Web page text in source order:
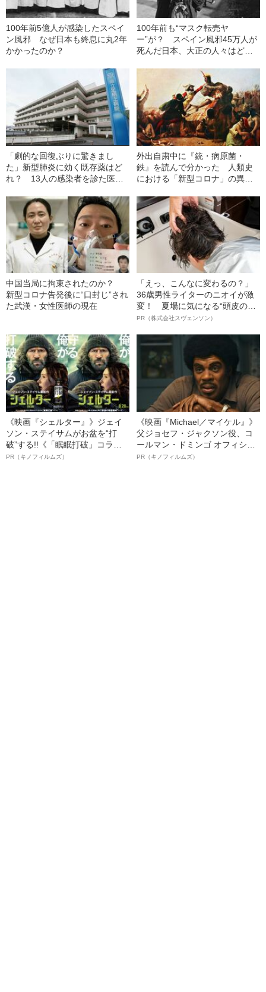
100年前5億人が感染したスペイ
ン風邪 なぜ日本も終息に丸2年
かかったのか？
100年前も“マスク転売ヤ
ー”が？ スペイン風邪45万人が
死んだ日本、大正の人々はどう
「劇的な回復ぶりに驚きまし
た」新型肺炎に効く既存薬はど
れ？ 13人の感染者を診た医師
外出自粛中に『銃・病原菌・
鉄』を読んで分かった 人類史
における「新型コロナ」の異様
中国当局に拘束されたのか？
新型コロナ告発後に“口封じ”され
た武漢・女性医師の現在
「えっ、こんなに変わるの？」
36歳男性ライターのニオイが激
変！ 夏場に気になる“頭皮のニ
オイ”や“ベタつき”を解消す
ト”が生み出した徹底ケアとは
PR（株式会社スヴェンソン）
《映画『シェルター』》ジェイ
ソン・ステイサムがお盆を“打
破”する!!《「眠眠打破」コラ
ボ》
PR（キノフィルムズ）
《映画『Michael／マイケル』》
父ジョセフ・ジャクソン役、コ
ールマン・ドミンゴ オフィシャ
ルインタビュー“観客を魅了した
PR（キノフィルムズ）